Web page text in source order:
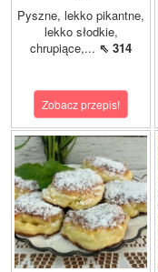
Pyszne, lekko pikantne,
lekko słodkie,
chrupiące,... ⇖ 314
Zobacz przepis!